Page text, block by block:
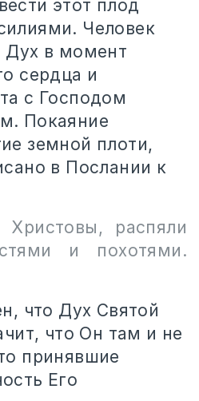
этот плод
Человек
Дух в момент
сердца и
с Господом
Покаяние
земной плоти,
в Послании к
распяли
и похотями.
что Дух Святой
что Он там и не
принявшие
Его